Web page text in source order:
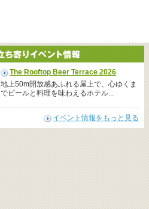
The Rooftop Beer Terrace 2026
地上50m開放感あふれる屋上で、心ゆくま
でビールと料理を味わえるホテル...
イベント情報をもっと見る